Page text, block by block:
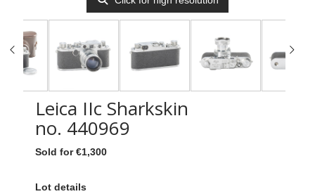
Leica IIc Sharkskin
no. 440969
Sold for €1,300
Lot details